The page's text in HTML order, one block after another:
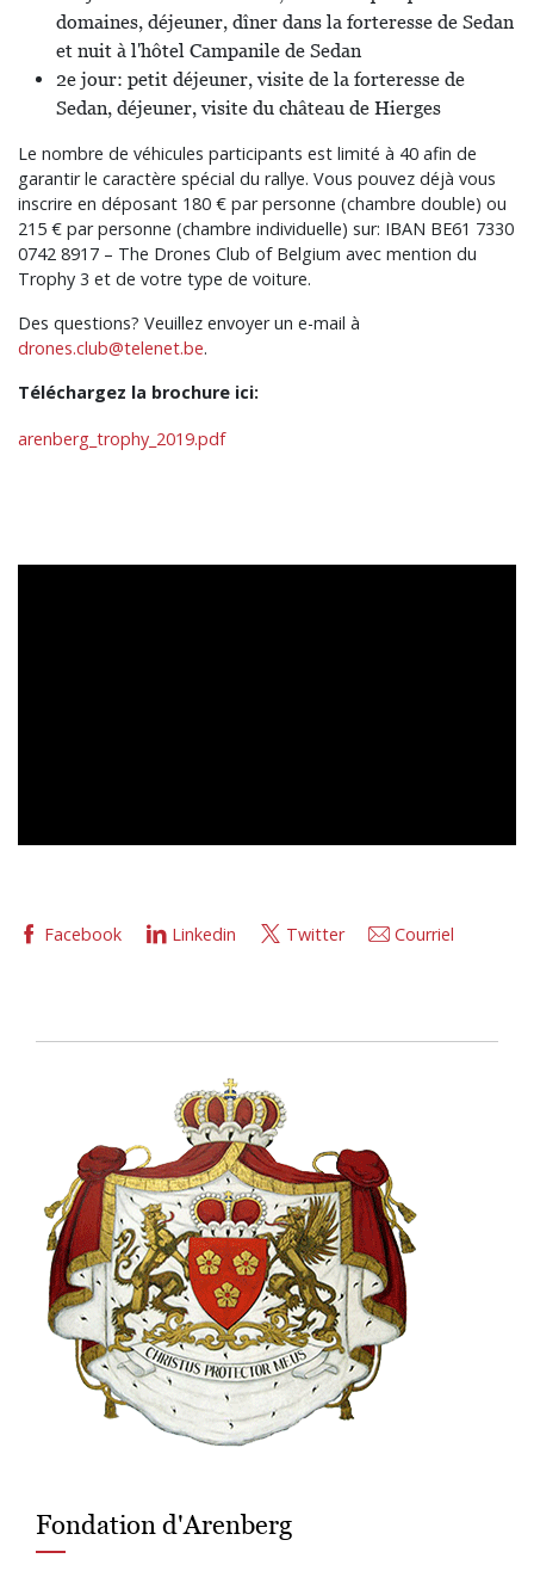
domaines, déjeuner, dîner dans la forteresse de Sedan
et nuit à l'hôtel Campanile de Sedan
2e jour: petit déjeuner, visite de la forteresse de
Sedan, déjeuner, visite du château de Hierges
Le nombre de véhicules participants est limité à 40 afin de
garantir le caractère spécial du rallye. Vous pouvez déjà vous
inscrire en déposant 180 € par personne (chambre double) ou
215 € par personne (chambre individuelle) sur: IBAN BE61 7330
0742 8917 – The Drones Club of Belgium avec mention du
Trophy 3 et de votre type de voiture.
Des questions? Veuillez envoyer un e-mail à
drones.club@telenet.be.
Téléchargez la brochure ici:
arenberg_trophy_2019.pdf
Facebook Linkedin Twitter Courriel
Fondation d'Arenberg